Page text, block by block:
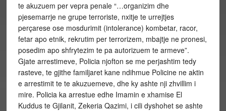
te akuzuem per vepra penale “…organizim dhe
pjesemarrje ne grupe terroriste, nxitje te urrejtjes
perçarese ose mosdurimit (intolerance) kombetar, racor,
fetar apo etnik, rekrutim per terrorizem, mbajtje ne pronesi,
posedim apo shfrytezim te pa autorizuem te armeve”.
Gjate arrestimeve, Policia njofton se me perjashtim tedy
rasteve, te gjithe familjaret kane ndihmue Policine ne aktin
e arrestimit te te akuzuemeve, dhe ky ashte nji zhvillim i
mire. Policia ka arrestue edhe Imamin e xhamise El
Kuddus te Gjilanit, Zekeria Qazimi, i cili dyshohet se ashte